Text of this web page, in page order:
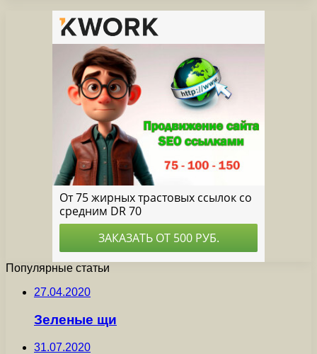
Популярные статьи
27.04.2020
Зеленые щи
31.07.2020